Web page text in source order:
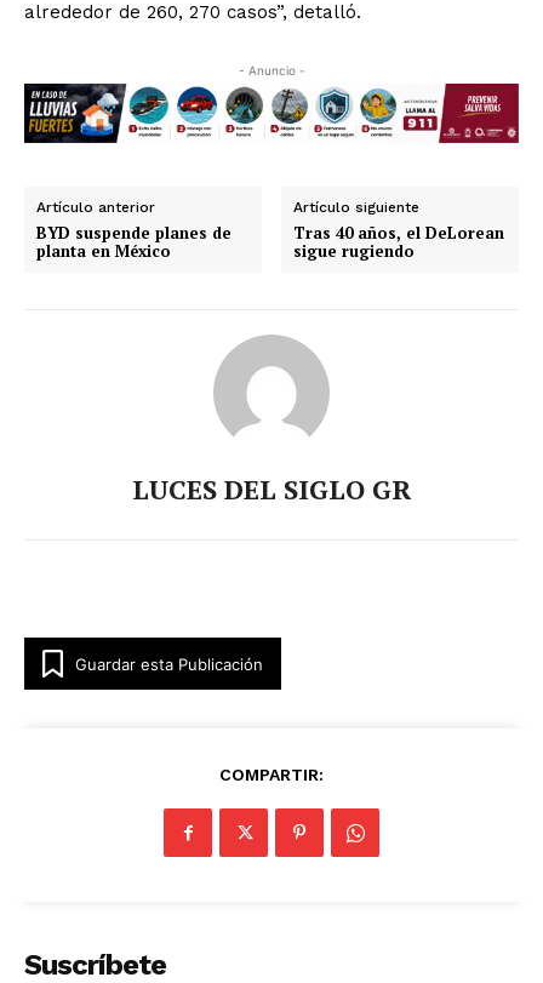
alrededor de 260, 270 casos”, detalló.
- Anuncio -
Artículo anterior
BYD suspende planes de
planta en México
Artículo siguiente
Tras 40 años, el DeLorean
sigue rugiendo
LUCES DEL SIGLO GR
Guardar esta Publicación
COMPARTIR:
Suscríbete